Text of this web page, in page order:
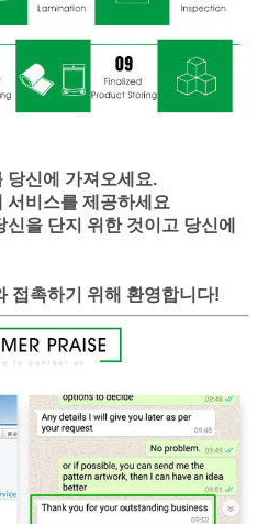
당신에 가져오세요.
서비스를 제공하세요
을 단지 위한 것이고 당신에
접촉하기 위해 환영합니다!